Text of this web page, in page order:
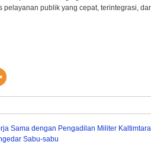
pelayanan publik yang cepat, terintegrasi,
Sama dengan Pengadilan Militer Kaltimtara
Sabu-sabu